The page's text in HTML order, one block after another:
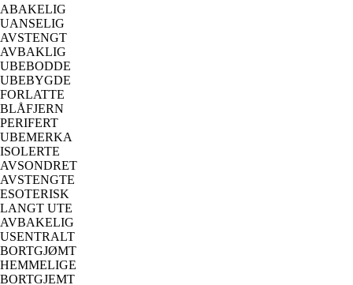
ABAKELIG
UANSELIG
AVSTENGT
AVBAKLIG
UBEBODDE
UBEBYGDE
FORLATTE
BLÅFJERN
PERIFERT
UBEMERKA
ISOLERTE
AVSONDRET
AVSTENGTE
ESOTERISK
LANGT UTE
AVBAKELIG
USENTRALT
BORTGJØMT
HEMMELIGE
BORTGJEMT